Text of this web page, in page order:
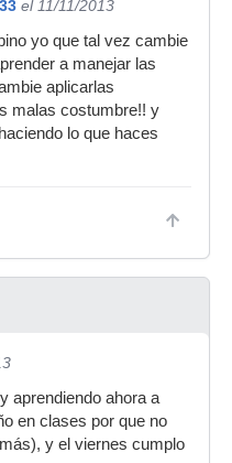
el 11/11/2013
yo que tal vez cambie
a manejar las
aplicarlas
malas costumbre!! y
lo que haces
aprendiendo ahora a
en clases por que no
y el viernes cumplo